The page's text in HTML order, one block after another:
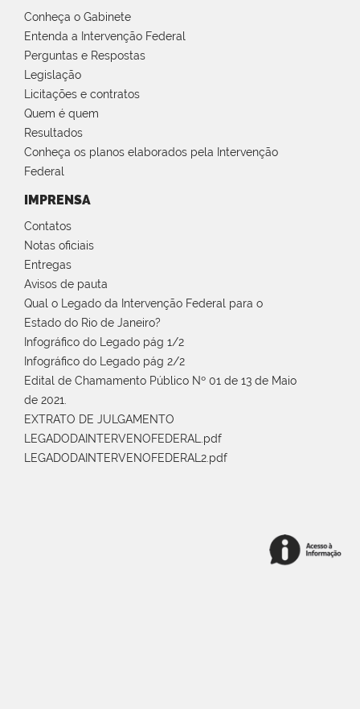
Conheça o Gabinete
Entenda a Intervenção Federal
Perguntas e Respostas
Legislação
Licitações e contratos
Quem é quem
Resultados
Conheça os planos elaborados pela Intervenção
Federal
IMPRENSA
Contatos
Notas oficiais
Entregas
Avisos de pauta
Qual o Legado da Intervenção Federal para o
Estado do Rio de Janeiro?
Infográfico do Legado pág 1/2
Infográfico do Legado pág 2/2
Edital de Chamamento Público Nº 01 de 13 de Maio
de 2021.
EXTRATO DE JULGAMENTO
LEGADODAINTERVENOFEDERAL.pdf
LEGADODAINTERVENOFEDERAL2.pdf